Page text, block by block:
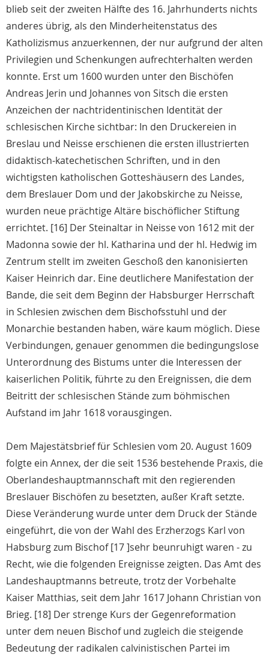
blieb seit der zweiten Hälfte des 16. Jahrhunderts nichts
anderes übrig, als den Minderheitenstatus des
Katholizismus anzuerkennen, der nur aufgrund der alten
Privilegien und Schenkungen aufrechterhalten werden
konnte. Erst um 1600 wurden unter den Bischöfen
Andreas Jerin und Johannes von Sitsch die ersten
Anzeichen der nachtridentinischen Identität der
schlesischen Kirche sichtbar: In den Druckereien in
Breslau und Neisse erschienen die ersten illustrierten
didaktisch-katechetischen Schriften, und in den
wichtigsten katholischen Gotteshäusern des Landes,
dem Breslauer Dom und der Jakobskirche zu Neisse,
wurden neue prächtige Altäre bischöflicher Stiftung
errichtet. [16] Der Steinaltar in Neisse von 1612 mit der
Madonna sowie der hl. Katharina und der hl. Hedwig im
Zentrum stellt im zweiten Geschoß den kanonisierten
Kaiser Heinrich dar. Eine deutlichere Manifestation der
Bande, die seit dem Beginn der Habsburger Herrschaft
in Schlesien zwischen dem Bischofsstuhl und der
Monarchie bestanden haben, wäre kaum möglich. Diese
Verbindungen, genauer genommen die bedingungslose
Unterordnung des Bistums unter die Interessen der
kaiserlichen Politik, führte zu den Ereignissen, die dem
Beitritt der schlesischen Stände zum böhmischen
Aufstand im Jahr 1618 vorausgingen.
Dem Majestätsbrief für Schlesien vom 20. August 1609
folgte ein Annex, der die seit 1536 bestehende Praxis, die
Oberlandeshauptmannschaft mit den regierenden
Breslauer Bischöfen zu besetzten, außer Kraft setzte.
Diese Veränderung wurde unter dem Druck der Stände
eingeführt, die von der Wahl des Erzherzogs Karl von
Habsburg zum Bischof [17 ]sehr beunruhigt waren - zu
Recht, wie die folgenden Ereignisse zeigten. Das Amt des
Landeshauptmanns betreute, trotz der Vorbehalte
Kaiser Matthias, seit dem Jahr 1617 Johann Christian von
Brieg. [18] Der strenge Kurs der Gegenreformation
unter dem neuen Bischof und zugleich die steigende
Bedeutung der radikalen calvinistischen Partei im